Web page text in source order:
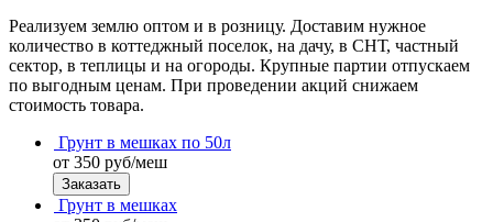
Реализуем землю оптом и в розницу. Доставим нужное
количество в коттеджный поселок, на дачу, в СНТ, частный
сектор, в теплицы и на огороды. Крупные партии отпускаем
по выгодным ценам. При проведении акций снижаем
стоимость товара.
Грунт в мешках по 50л
от 350 руб/меш
Заказать
Грунт в мешках